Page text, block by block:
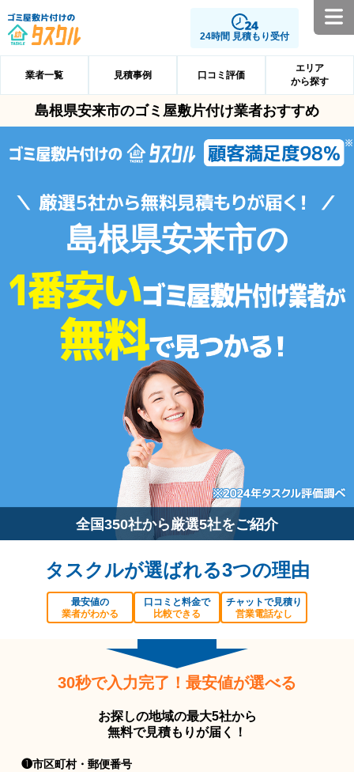
24時間 見積もり受付
業者一覧 見積事例 口コミ評価
エリア
から探す
島根県安来市のゴミ屋敷片付け業者おすすめ
島根県安来市の
全国350社から厳選5社をご紹介
タスクルが選ばれる3つの理由
最安値の
業者がわかる
口コミと料金で
比較できる
チャットで見積り
営業電話なし
30秒で入力完了！最安値が選べる
お探しの地域の最大5社から
無料で見積もりが届く！
❶市区町村・郵便番号